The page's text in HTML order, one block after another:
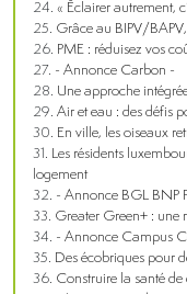
« Éclairer autrement,
Grâce au BIPV/
PME : réduisez vos
- Annonce Carbon -
Une approche
Air et eau : des défis
En ville, les oiseaux
Les résidents
logement
Greater Green+ : une
Des écobriques pour
Construire la santé